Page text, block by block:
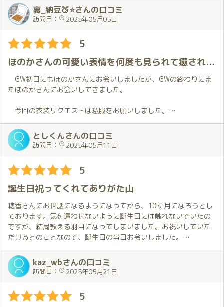
今回は、いつもと違う経験がしたかったのとスーツ姿をまた褒め
てもらいたいという不埒な理由から夜を選択🌃✨
１日働いた後で大丈夫？とは思いましたが、ほのかちゃんとなら
大丈夫！僕も好きだし💕ということで、心配する要素はなしと判
断しました。
当日は気もそぞろ。
一応仕事も頑張っていましたが、時計ばかり見ていた気がします
⌚️
ったです。
そしていよいよご対面💕
ほのかちゃんはいつも以上にかわいく、笑顔も素敵でした😊
衣装は私服。これがまた見惚れるほど綺麗✨
意図せず夜の密会といった感じになり、背徳感も高まります↗️
今日もたのしい予感しかしません！
その後お部屋に入って、熱い抱擁・・・
日々のモヤモヤ、今日の疲れが瞬時に消えていくのを感じます。
本当に最高の瞬間！！
ここからは２人の世界。
ほのかちゃんのおもてなしはいつも以上に激しくて、えっ！こん
なところでこんなこと？ということまで😍僕はもちろん防戦一方
😖
でも、疲れてるはずの身体は元気で↗️、年に数回しかない、身体
に１本芯が入っているという感じを久しぶりに体感しました。
自分自身でも驚くほどの感覚で、ほのかちゃんのすごさには感服
裏_納豆🍑⭐さんの口コミ
訪問日： 2025年05月05日
5
ほのかさんの可愛い表情を何度も見られて癒されました
GW初日にもほのかさんにお会いしましたが、GWの終わりにま
たほのかさんにお会いしてきました。
今回の衣装リクエストは私服をお願いしました。
お出迎えの時衣装からチラリと見える素肌にドキドキしちゃいま
した💓。
手をつないでお部屋まで案内され、まずは挨拶のハグ🤗。
この瞬間心地良さで頭が真っ白になってしまいました😯。
恥ずかしながら、この時もうちょっと反応しちゃってました😳。
その後軽くお話ししつつプレイに入っていくのですが、今回ほ
のかさんの表情がいつも以上に可愛くて何度も「可愛い🥰」って
口走ってました。
特に意地悪っぽい事を言う時の、いたずらする子供の様な表情が
たまらなく可愛かったです😄。
プレイの詳細はここでは控えますが、ほのかさんはこちらがし
てほしいと思っている事を察して対応してくれます👌。
事前にお伝えしておけば確実だと思います。
プレイの合間も隣にいてくれて、一緒にお話ししたり軽く飲食
したりして
としくんさんの口コミ
訪問日： 2025年05月11日
5
誕生日祝ってくれてありがた山
穂香さんにお世話になるようになってから、10ヶ月になろうとし
ております。気を遣わせないように誕生日には触れないでいたの
ですが、結局教える羽目になってしまいました。お祝いしていた
だけるとのことなので、誕生日の当日お会いしました。
いつも変わらぬ、きめ細やかなおもてなしを受け、身も心も満足
していたところに、誕生日のケーキを頂戴し、さらにプレゼント
も頂戴いたしました。独り身の初老にとって唯一の誕生日のお祝
いをしていただき、改めて穂香さんの元に通うことを心に誓った
のでした。
kaz_wbさんの口コミ
訪問日： 2025年05月21日
5